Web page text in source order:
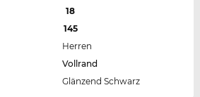
18
145
Herren
Vollrand
Glänzend Schwarz